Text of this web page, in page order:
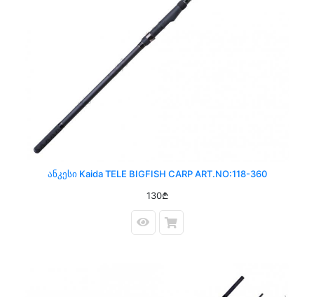
Ანკესი Kaida TELE BIGFISH CARP ART.NO:118-360
130₾